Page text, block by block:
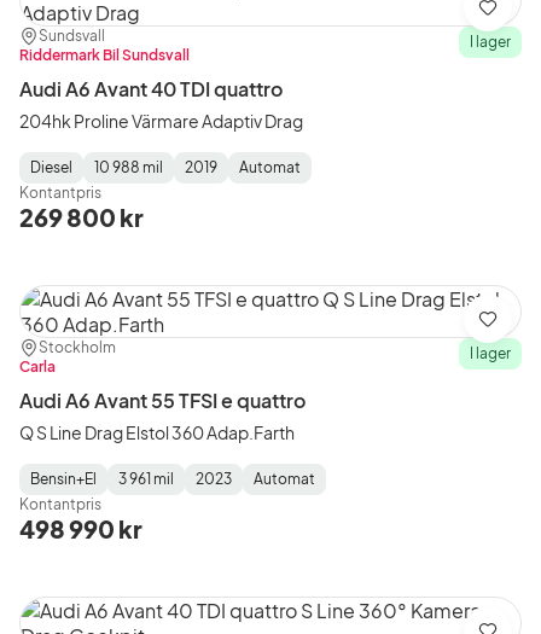
Plats:
Sundsvall
Återförsäljare:
Riddermark Bil Sundsvall
I lager
Audi A6 Avant 40 TDI quattro
204hk Proline Värmare Adaptiv Drag
Fuel
Type:
Diesel
Mätarställning:
10 988 mil
Model
Year:
2019
Gearbox
Type:
Automat
Kontantpris
269 800 kr
Spara
Plats:
Stockholm
Återförsäljare:
Carla
I lager
Audi A6 Avant 55 TFSI e quattro
Q S Line Drag Elstol 360 Adap.Farth
Fuel
Type:
Bensin+El
Mätarställning:
3 961 mil
Model
Year:
2023
Gearbox
Type:
Automat
Kontantpris
498 990 kr
Spara